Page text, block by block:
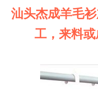
汕头杰成羊毛
工，来料